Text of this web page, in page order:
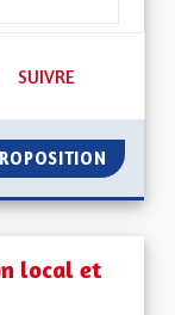
50 ABONNÉS
SUIVRE
POUR
local et